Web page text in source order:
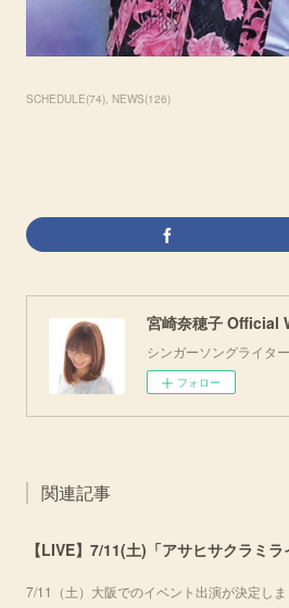
SCHEDULE(74) NEWS(126)
宮崎奈穂子 Official
シンガーソングライタ
フォロー
関連記事
【LIVE】7/11(土)「アサヒサクラミ
7/11（土）大阪でのイベント出演が決定し